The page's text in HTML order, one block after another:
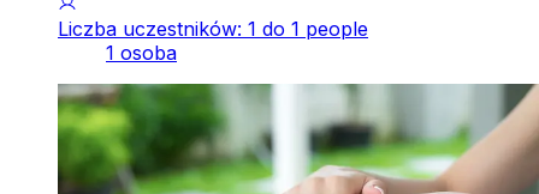
Liczba uczestników: 1 do 1 people
1 osoba